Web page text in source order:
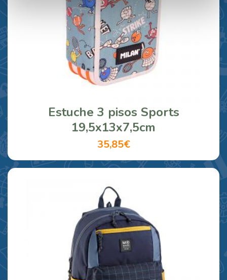
Estuche 3 pisos Sports
19,5x13x7,5cm
35,85€